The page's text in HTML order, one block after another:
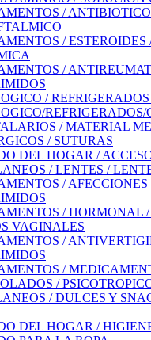
/
/ ESTEROIDES
/
/
REFRIGERADOS/
/ MATERIAL
/ SUTURAS
DEL HOGAR /
/ LENTES /
/ AFECCIONES
/ HORMONAL
VAGINALES
/
/
/
/ DULCES Y
DEL HOGAR /